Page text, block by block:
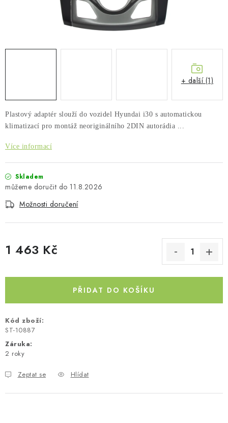
AUTOSTANY
CESTOVNÍ ZAVAZADLA
DÁRKOVÉ POUKAZY
Kontakty O nás Doprava a platba
Plastový adaptér slouží do vozidel Hyundai i30 s automatickou
klimatizací pro montáž neoriginálního 2DIN autorádia ...
Více informací
Skladem
11.8.2026
Možnosti doručení
1 463 Kč
PŘIDAT DO KOŠÍKU
Kód zboží:
ST-10887
Záruka:
2 roky
Zeptat se Hlídat
+ další (1)